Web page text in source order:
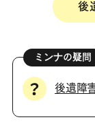
後
後遺障